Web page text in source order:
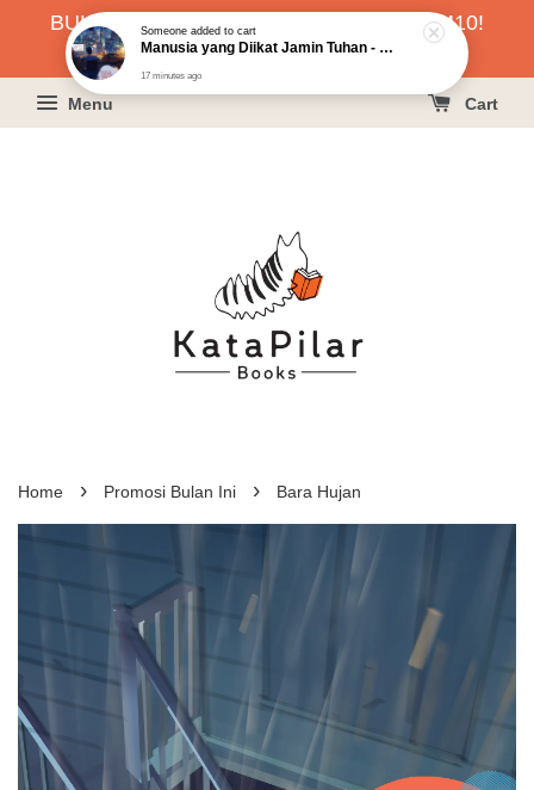
BUKU HARGA RAHMAH SERENDAH RM10!
KLIK SINI UNTUK PESAN!
Menu Cart
Home › Promosi Bulan Ini › Bara Hujan
Someoneadded to cart
Manusia yang Diikat Jamin Tuhan - Khoo Phau Liang
17 minutes ago